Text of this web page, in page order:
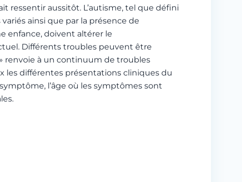
ressentir aussitôt. L’autisme, tel que défini
ainsi que par la présence de
enfance, doivent altérer le
Différents troubles peuvent être
renvoie à un continuum de troubles
les différentes présentations cliniques du
l’âge où les symptômes sont